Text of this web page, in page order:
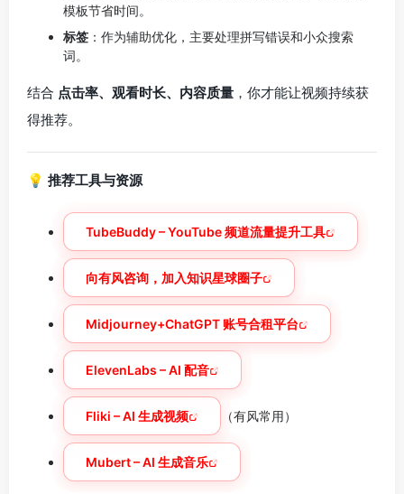
模板节省时间。
标签 ：作为辅助优化，主要处理拼写错误和小众搜索
词。
结合 点击率、观看时长、内容质量 ，你才能让视频持续获
得推荐。
💡 推荐工具与资源
TubeBuddy – YouTube 频道流量提升工具
向有风咨询，加入知识星球圈子
Midjourney+ChatGPT 账号合租平台
ElevenLabs – AI 配音
Fliki – AI 生成视频 （有风常用）
Mubert – AI 生成音乐